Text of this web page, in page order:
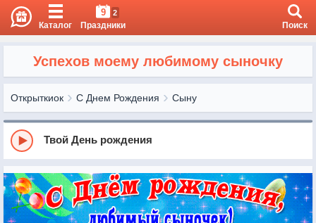
Каталог
9 2
Праздники Поиск
Успехов моему любимому сыночку
Открыткиок С Днем Рождения Сыну
Твой День рождения